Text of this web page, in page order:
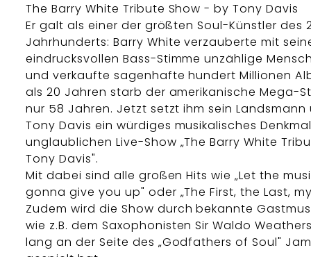
The Barry White Tribute Show - by Tony Davis
Er galt als einer der größten Soul-Künstler des
Jahrhunderts: Barry White verzauberte mit
eindrucksvollen Bass-Stimme unzählige
und verkaufte sagenhafte hundert Millionen
als 20 Jahren starb der amerikanische Mega-
nur 58 Jahren. Jetzt setzt ihm sein Landsmann
Tony Davis ein würdiges musikalisches
unglaublichen Live-Show „The Barry White
Tony Davis".
Mit dabei sind alle großen Hits wie „Let the
gonna give you up" oder „The First, the Last,
Zudem wird die Show durch bekannte
wie z.B. dem Saxophonisten Sir Waldo
lang an der Seite des „Godfathers of Soul"